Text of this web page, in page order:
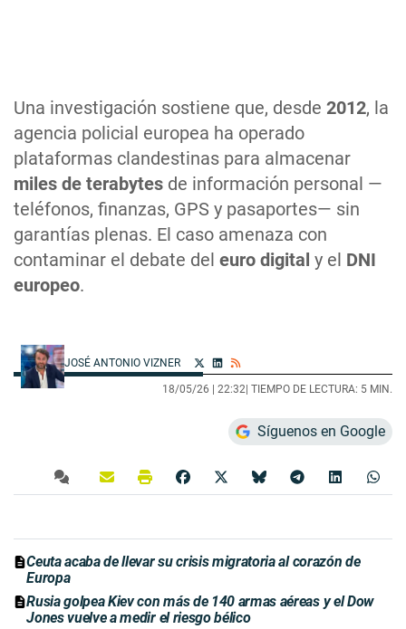
Una investigación sostiene que, desde 2012, la
agencia policial europea ha operado
plataformas clandestinas para almacenar
miles de terabytes de información personal —
teléfonos, finanzas, GPS y pasaportes— sin
garantías plenas. El caso amenaza con
contaminar el debate del euro digital y el DNI
europeo.
JOSÉ ANTONIO VIZNER
18/05/26 | 22:32| TIEMPO DE LECTURA: 5 MIN.
Síguenos en Google
Ceuta acaba de llevar su crisis migratoria al corazón de
Europa
Rusia golpea Kiev con más de 140 armas aéreas y el Dow
Jones vuelve a medir el riesgo bélico